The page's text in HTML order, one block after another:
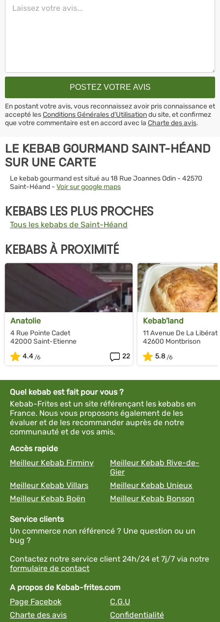
En postant votre avis, vous reconnaissez avoir pris connaissance et
accepté lesConditions Générales d’Utilisationdu site, et confirmez
que votre commentaire est en accord avec la Charte des avis.
LE KEBAB GOURMAND SAINT-HÉAND
SUR UNE CARTE
Le kebab gourmand est situé au 18 Rue Joannes Odin - 42570
Saint-Héand - Voir sur google maps
KEBABS LES PLUS PROCHES
Tous les kebabs de Saint-Héand
KEBABS À PROXIMITÉ
Anatolie
4 Rue Pointe Cadet
42000 Saint-Etienne
4.4
22
Kebab'land
11 Avenue De La
42600 Montbrison
5.8
Quel kebab est fait pour vous ?
Kebab-Frites est un site référençant les kebabs en
France. Nous vous proposons également de les
évaluer et de les recommander auprès de notre
communauté et de vos amis.
Accès rapide
Meilleur Kebab Firminy
Meilleur Kebab Rive-de-
Gier
Meilleur Kebab Villars
Meilleur Kebab Unieux
Meilleur Kebab Boën
Meilleur Kebab Bonson
Service clients
Un commerce non référencé ? Une question ou un
bug ?
Contactez notre service client 24h/24 et 7j/7 via notre
formulaire de contact
A propos de Kebab-frites.com
Page Facebok
C.G.U
Charte des avis
Confidentialité